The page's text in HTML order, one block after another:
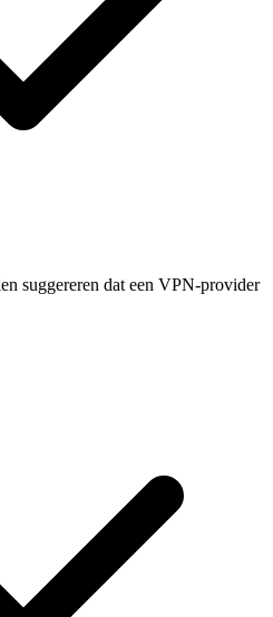
suggereren dat een VPN-provider